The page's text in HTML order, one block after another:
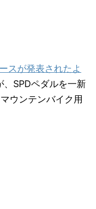
スが発表されたよ
、SPDペダルを一新
ウンテンバイク用